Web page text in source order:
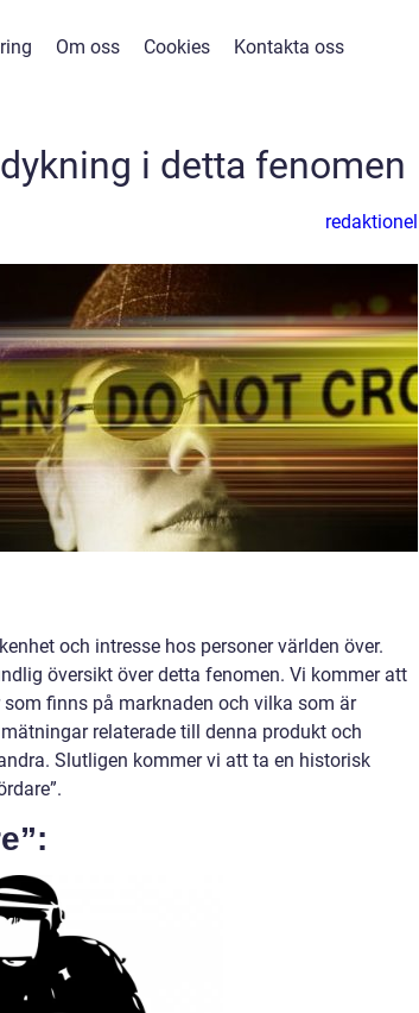
Om oss Cookies Kontakta oss
i detta fenomen
redaktionel
och intresse hos personer världen över.
översikt över detta fenomen. Vi kommer att
finns på marknaden och vilka som är
relaterade till denna produkt och
Slutligen kommer vi att ta en historisk